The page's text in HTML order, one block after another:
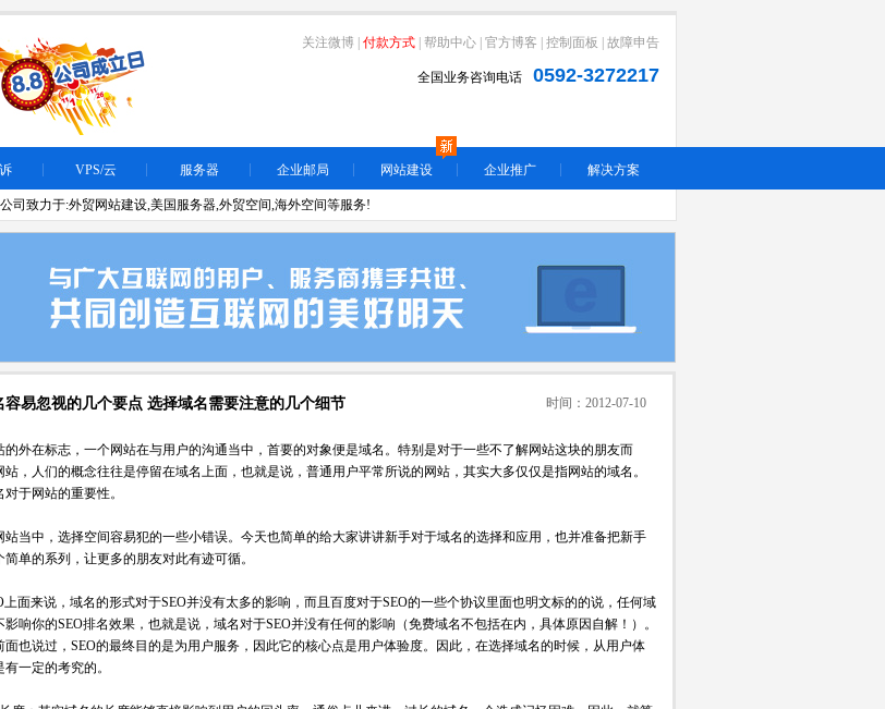
关注微博 付款方式 帮助中心 官方博客 控制面板 故障申告
全国业务咨询电话 0592-3272217
VPS/云 服务器 企业邮局 网站建设 企业推广 解决方案
司致力于:外贸网站建设,美国服务器,外贸空间,海外空间等服务!
时间：2012-07-10
容易忽视的几个要点 选择域名需要注意的几个细节
在标志，一个网站在与用户的沟通当中，首要的对象便是域名。特别是对于一些不了解网站这块的朋友而
站，人们的概念往往是停留在域名上面，也就是说，普通用户平常所说的网站，其实大多仅仅是指网站的域名。
于网站的重要性。
中，选择空间容易犯的一些小错误。今天也简单的给大家讲讲新手对于域名的选择和应用，也并准备把新手
单的系列，让更多的朋友对此有迹可循。
来说，域名的形式对于SEO并没有太多的影响，而且百度对于SEO的一些个协议里面也明文标的的说，任何域
响你的SEO排名效果，也就是说，域名对于SEO并没有任何的影响（免费域名不包括在内，具体原因自解！）。
面也说过，SEO的最终目的是为用户服务，因此它的核心点是用户体验度。因此，在选择域名的时候，从用户体
一定的考究的。